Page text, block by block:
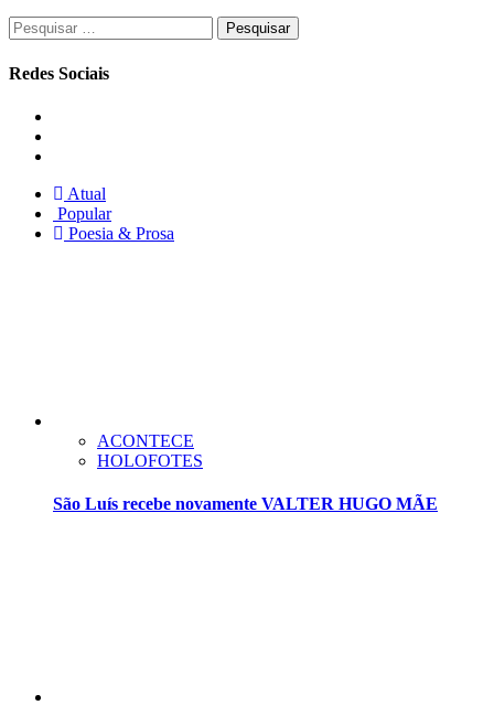
Pesquisar
por:
Redes Sociais
Atual
Popular
Poesia & Prosa
ACONTECE
HOLOFOTES
São Luís recebe novamente VALTER HUGO MÃE